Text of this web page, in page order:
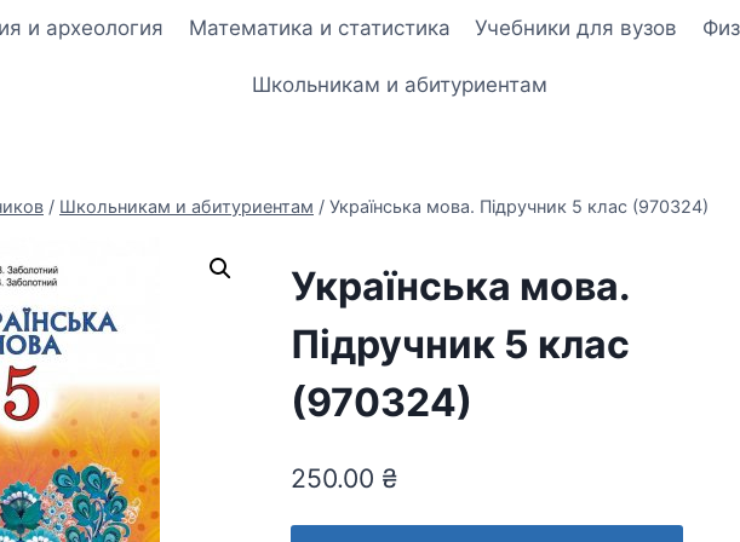
и археология Математика и статистика Учебники для вузов
Школьникам и абитуриентам
/ Школьникам и абитуриентам / Українська мова. Підручник 5 клас (970324)
Українська мова.
Підручник 5 клас
(970324)
250.00 ₴